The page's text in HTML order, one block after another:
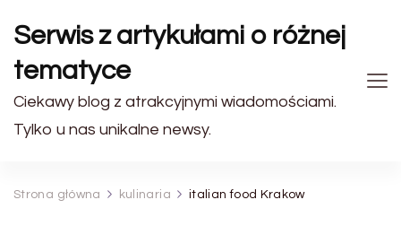
Serwis z artykułami o różnej
tematyce
Ciekawy blog z atrakcyjnymi wiadomościami.
Tylko u nas unikalne newsy.
Strona główna kulinaria italian food Krakow